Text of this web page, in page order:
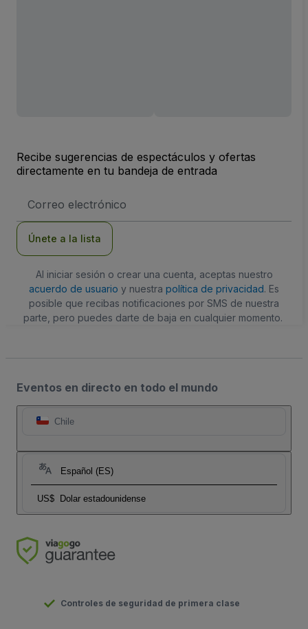
Recibe sugerencias de espectáculos y ofertas
directamente en tu bandeja de entrada
de
Únete a la lista
Al iniciar sesión o crear una cuenta, aceptas nuestro
acuerdo de usuario y nuestra política de privacidad. Es
posible que recibas notificaciones por SMS de nuestra
parte, pero puedes darte de baja en cualquier momento.
Eventos en directo en todo el mundo
Chile
Español (ES)
US$ Dolar estadounidense
Controles de seguridad de primera clase